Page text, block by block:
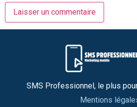
SMS Professionnel, le plus
Mentions